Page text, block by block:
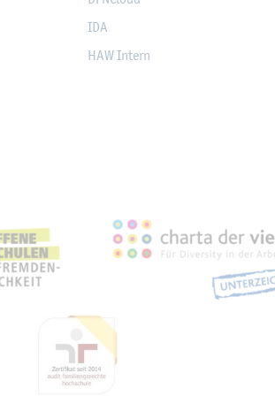
IDA
HAW In­tern